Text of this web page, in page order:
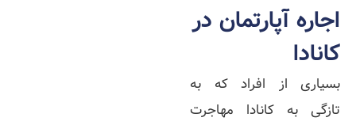
اجاره آپارتمان در
کانادا
بسیاری از افراد که به
تازگی به کانادا مهاجرت